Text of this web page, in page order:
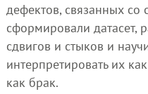
дефектов, связанных
сформировали датасет,
сдвигов и стыков и
интерпретировать их
как брак.